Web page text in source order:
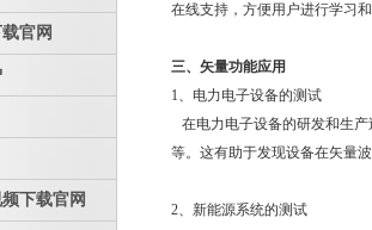
官网
下载官网
在线支持，方便用户进行学习和
三、矢量功能应用
1、电力电子设备的测试
在电力电子设备的研发和生产过
等。这有助于发现设备在矢量波
2、新能源系统的测试